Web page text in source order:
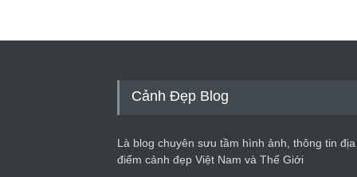
Cảnh Đẹp Blog
Là blog chuyên sưu tầm hình ảnh, thông tin địa
điểm cảnh đẹp Việt Nam và Thế Giới